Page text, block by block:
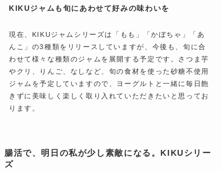
KIKUジャムも旬にあわせて好みの味わいを
現在、KIKUジャムシリーズは「もも」「かぼちゃ」「あ
んこ」の3種類をリリースしていますが、今後も、旬に合
わせて様々な種類のジャムを展開する予定です。さつま芋
やクリ、りんご、なしなど、旬の食材を使った砂糖不使用
ジャムを予定していますので、ヨーグルトと一緒に毎日飽
きずに美味しく楽しく取り入れていただきたいと思ってお
ります。
腸活で、明日の私が少し素敵になる。KIKUシリー
ズ